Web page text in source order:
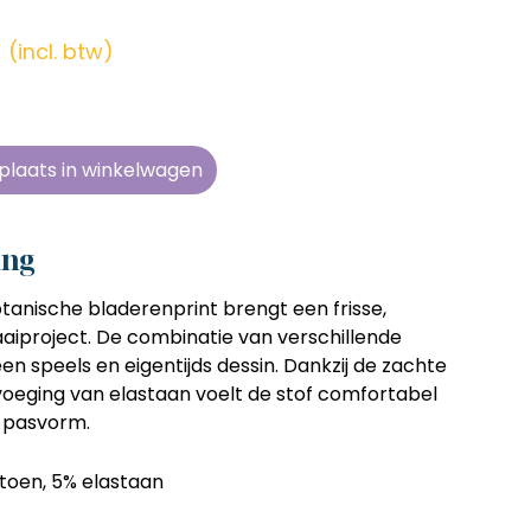
(incl. btw)
plaats in winkelwagen
bladerenprint brengt een frisse,
De combinatie van verschillende
speels en eigentijds dessin. Dankzij de zachte
van elastaan voelt de stof comfortabel
5% elastaan
zonder
tijd
en
zonder
tijd
en
zonder
tijd
en
zonder
tijd
en